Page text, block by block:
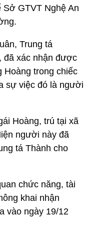
Sở GTVT Nghệ An
Trung tá
đã xác nhận được
Hoàng trong chiếc
sự việc đó là người
Hoàng, trú tại xã
người này đã
tá Thành cho
chức năng, tài
khai nhận
vào ngày 19/12